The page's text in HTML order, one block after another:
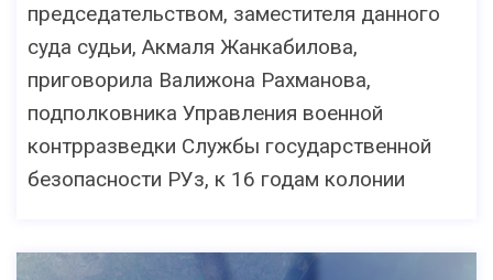
председательством, заместителя данного
суда судьи, Акмаля Жанкабилова,
приговорила Валижона Рахманова,
подполковника Управления военной
контрразведки Службы государственной
безопасности РУз, к 16 годам колонии